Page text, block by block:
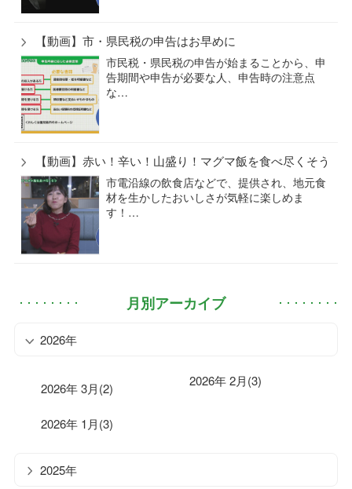
【動画】市・県民税の申告はお早めに
市民税・県民税の申告が始まることから、申
告期間や申告が必要な人、申告時の注意点
な…
【動画】赤い！辛い！山盛り！マグマ飯を食べ尽くそう
市電沿線の飲食店などで、提供され、地元食
材を生かしたおいしさが気軽に楽しめま
す！…
月別アーカイブ
2026年
2026年 3月(2) 2026年 2月(3)
2026年 1月(3)
2025年